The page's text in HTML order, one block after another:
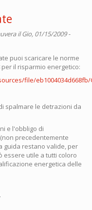
il Gio, 01/15/2009 -
puoi scaricare le norme
il risparmio energetico:
file/eb1004034d668fb/
spalmare le detrazioni da
e l'obbligo di
precedentemente
guida restano valide, per
essere utile a tutti coloro
energetica delle